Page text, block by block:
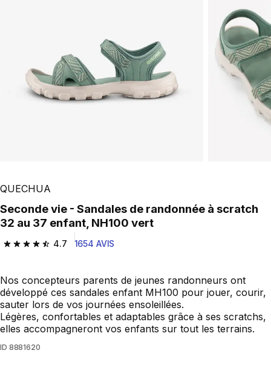
QUECHUA
Seconde vie - Sandales de randonnée à scratch
32 au 37 enfant, NH100 vert
4.7
4.7 out of 5 stars from 1654 reviews
1654 AVIS
Nos concepteurs parents de jeunes randonneurs ont
développé ces sandales enfant MH100 pour jouer, courir,
sauter lors de vos journées ensoleillées.
Légères, confortables et adaptables grâce à ses scratchs,
elles accompagneront vos enfants sur tout les terrains.
ID 8881620